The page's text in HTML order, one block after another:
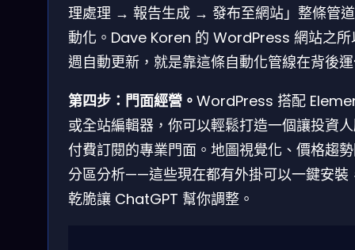
理處理 → 報告生成 → 發布至網站」整條管
動化。Dave Koren 的 WordPress 網站之所
週自動更新，就是靠這條自動化管線在背後
第四步：門面經營。 WordPress 搭配
或全站編輯器，你可以輕鬆打造一個讓投資
付費訂閱的專業門面。地圖視覺化、價格趨
分區分析——這些現在都有外掛可以一鍵安裝
乾脆讓 ChatGPT 幫你調整。